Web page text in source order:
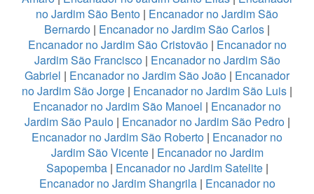
no Jardim São Bento | Encanador no Jardim São
Bernardo | Encanador no Jardim São Carlos |
Encanador no Jardim São Cristovão| Encanador no
Jardim São Francisco| Encanador no Jardim São
Gabriel | Encanador no Jardim São João | Encanador
no Jardim São Jorge | Encanador no Jardim São Luis |
Encanador no Jardim São Manoel | Encanador no
Jardim São Paulo| Encanador no Jardim São Pedro|
Encanador no Jardim São Roberto | Encanador no
Jardim São Vicente| Encanador no Jardim
Sapopemba| Encanador no Jardim Satelite|
Encanador no Jardim Shangrila| Encanador no